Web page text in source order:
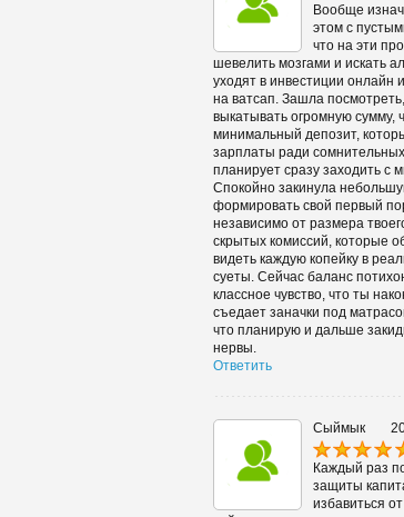
Вообще
этом с
что на эти
шевелить мозгами и искать
уходят в инвестиции онлайн
на ватсап. Зашла
выкатывать огромную
минимальный депозит,
зарплаты ради
планирует сразу заходить с
Спокойно закинула
формировать свой первый
независимо от размера
скрытых комиссий, которые
видеть каждую копейку в
суеты. Сейчас баланс
классное чувство, что ты
съедает заначки под
что планирую и дальше
нервы.
Ответить
Сыймык
Каждый раз
защиты
избавиться